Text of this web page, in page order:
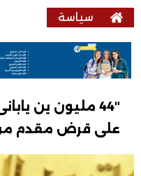
سياسة
"44 مليون ين
على قرض مقدم من